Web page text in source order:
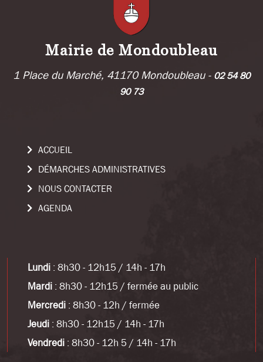
Mairie de Mondoubleau
1 Place du Marché, 41170 Mondoubleau - 02 54 80
90 73
ACCUEIL
DÉMARCHES ADMINISTRATIVES
NOUS CONTACTER
AGENDA
Lundi : 8h30 - 12h15 / 14h - 17h
Mardi : 8h30 - 12h15 / fermée au public
Mercredi : 8h30 - 12h / fermée
Jeudi : 8h30 - 12h15 / 14h - 17h
Vendredi : 8h30 - 12h 5 / 14h - 17h